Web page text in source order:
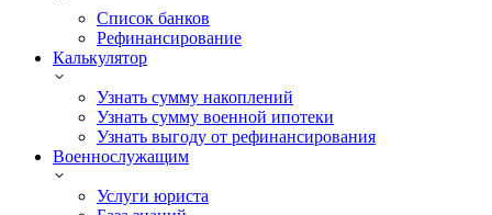
Список банков
Рефинансирование
Калькулятор
Узнать сумму накоплений
Узнать сумму военной ипотеки
Узнать выгоду от рефинансирования
Военнослужащим
Услуги юриста